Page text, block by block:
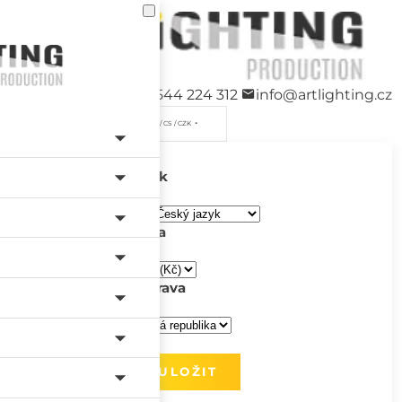
+420 544 224 312 info@artlighting.cz
/ CS / CZK
Jazyk
Měna
Doprava